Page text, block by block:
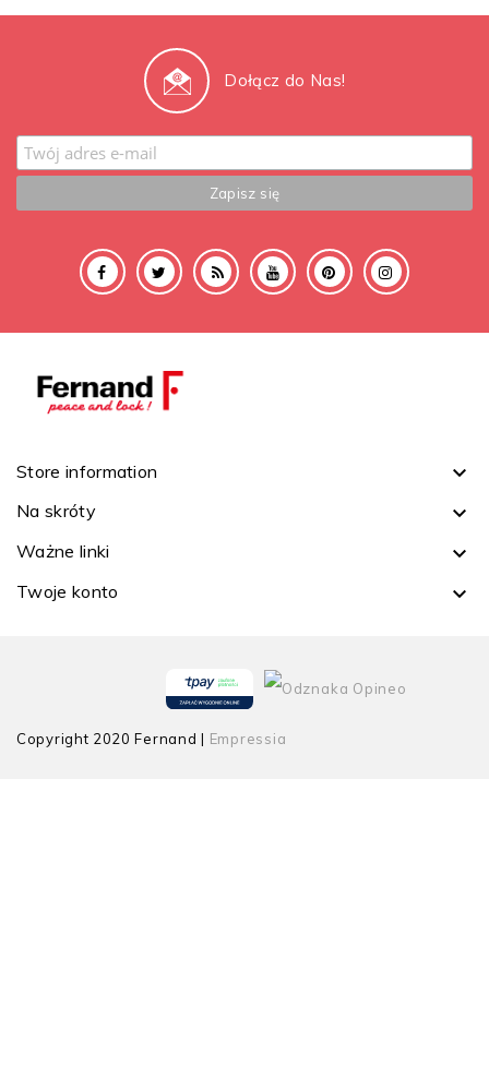
Dołącz do Nas!
Store information 
Na skróty 
Ważne linki 
Twoje konto 
Copyright 2020 Fernand | Empressia